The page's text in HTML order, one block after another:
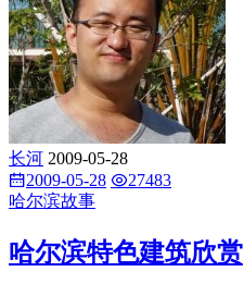
长河 2009-05-28
2009-05-28
27483
哈尔滨故事
哈尔滨特色建筑欣赏